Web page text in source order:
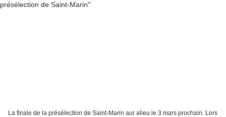
La finale de la présélection de Saint-Marin aur alieu le 3 mars prochain. Lors